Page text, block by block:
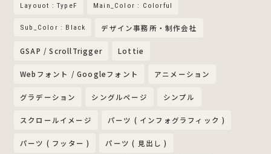
Layouot : TypeF Main_Color : Colorful
Sub_Color : Black デザイン事務所・制作会社
GSAP / ScrollTrigger Lottie
Webフォント / Googleフォント アニメーション
グラデーション シングルページ シンプル
スクロールイメージ パーツ ( インフォグラフィック )
パーツ ( フッター ) パーツ ( 見出し )